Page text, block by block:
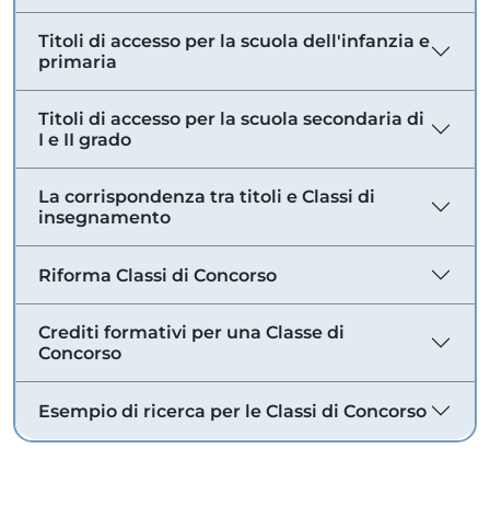
Titoli di accesso per la scuola dell'infanzia e
primaria
Titoli di accesso per la scuola secondaria di
I e II grado
La corrispondenza tra titoli e Classi di
insegnamento
Riforma Classi di Concorso
Crediti formativi per una Classe di
Concorso
Esempio di ricerca per le Classi di Concorso